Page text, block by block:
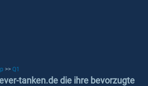
>> Q1
tanken.de die ihre bevorzugte